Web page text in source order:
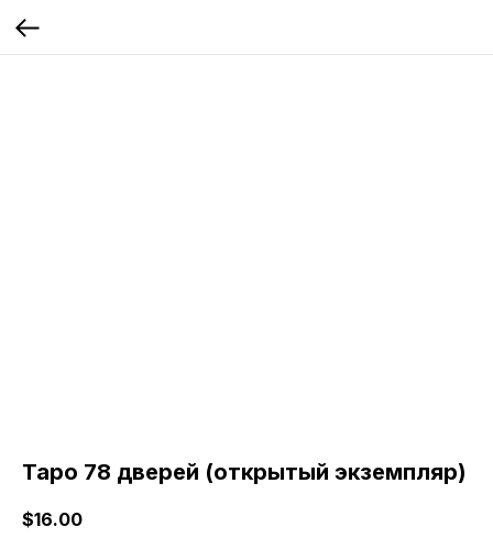
Таро 78 дверей (открытый экземпляр)
$16.00